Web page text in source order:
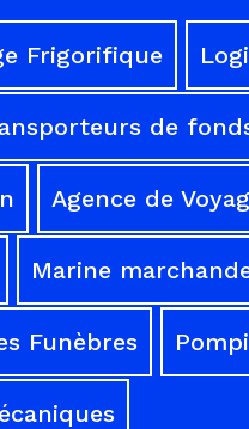
Frigorifique
de
Agence de
Marine
Funèbres